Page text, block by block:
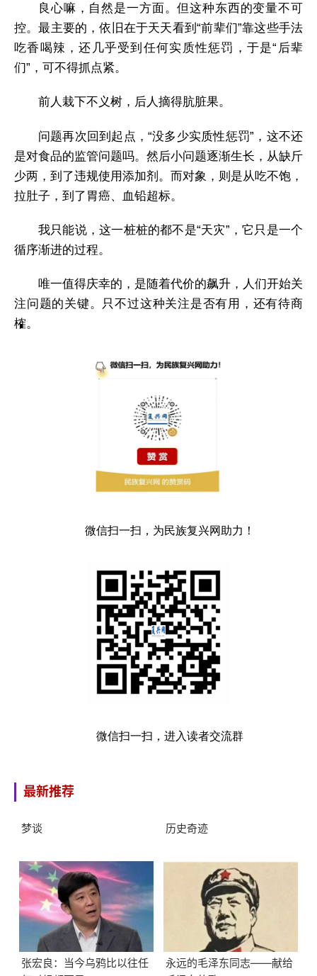
良心嘛，自然是一方面。但这种东西的变量不可
控。最主要的，依旧在于天天看到“前辈们”靠这些手法
吃香喝辣，还几乎受到任何实质性惩罚，于是“后辈
们”，可不得抓点紧。
前人栽下不义树，后人摘得肮脏果。
问题再次回到起点，“没多少实质性惩罚”，这不还
是对食品的监管问题吗。然后小问题逐渐生长，从缺斤
少两，到了违规使用添加剂。而对象，则是从吃不饱，
拉肚子，到了胃癌、血铅超标。
我只能说，这一桩桩的都不是“天灾”，它只是一个
循序渐进的过程。
唯一值得庆幸的，是随着代价的飙升，人们开始关
注问题的关键。只不过这种关注是否有用，还有待商
榷。
微信扫一扫，为民族复兴网助力！
微信扫一扫，进入读者交流群
最新推荐
梦谈 历史奇迹
张宏良：当今乌鸦比以往任
永远的毛泽东同志——献给